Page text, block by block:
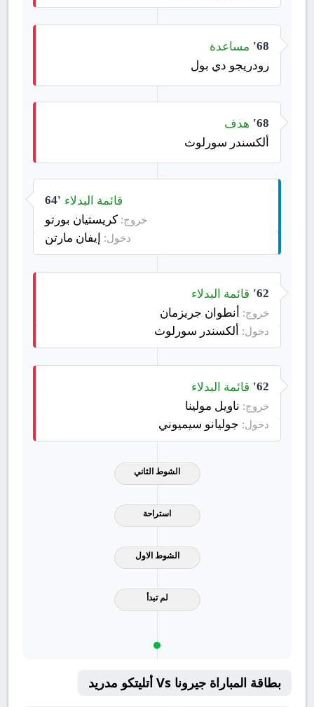
68' مساعدة
رودريجو دي بول
68' هدف
ألكسندر سورلوث
64' قائمة البدلاء
خروج: كريستيان بورتو
دخول: إيفان مارتن
62' قائمة البدلاء
خروج: أنطوان جريزمان
دخول: ألكسندر سورلوث
62' قائمة البدلاء
خروج: ناويل مولينا
دخول: جوليانو سيميوني
الشوط الثاني
استراحة
الشوط الاول
لم تبدأ
بطاقة المباراة جيرونا Vs أتليتكو مدريد